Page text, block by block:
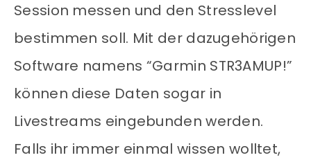
Session messen und den Stresslevel
bestimmen soll. Mit der dazugehörigen
Software namens “Garmin STR3AMUP!”
können diese Daten sogar in
Livestreams eingebunden werden.
Falls ihr immer einmal wissen wolltet,